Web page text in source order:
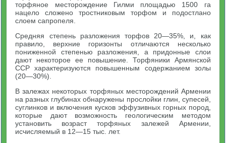
торфяное месторождение Гилми площадью 1500 га
нацело сложено тростниковым торфом и подостлано
слоем сапропеля.
Средняя степень разложения торфов 20—35%, и, как
правило, верхние горизонты отличаются несколько
пониженной степенью разложения, а придонные слои
дают некоторое ее повышение. Торфяники Армянской
ССР характеризуются повышенным содержанием золы
(20—30%).
В залежах некоторых торфяных месторождений Армении
на разных глубинах обнаружены прослойки глин, супесей,
суглинков и включения кусков эффузивных горных пород,
которые дают возможность геологическим методом
установить возраст торфяных залежей Армении,
исчисляемый в 12—15 тыс. лет.